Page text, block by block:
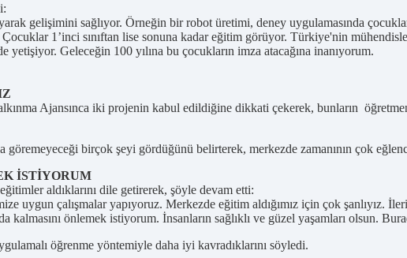
gelişimini sağlıyor. Örneğin bir robot üretimi, deney uygulamasında
1’inci sınıftan lise sonuna kadar eğitim görüyor. Türkiye'nin
Geleceğin 100 yılına bu çocukların imza atacağına inanıyorum.
Ajansınca iki projenin kabul edildiğine dikkati çekerek, bunların
birçok şeyi gördüğünü belirterek, merkezde zamanının çok
İSTİYORUM
aldıklarını dile getirerek, şöyle devam etti:
uygun çalışmalar yapıyoruz. Merkezde eğitim aldığımız için çok şanlıyız.
önlemek istiyorum. İnsanların sağlıklı ve güzel yaşamları olsun.
öğrenme yöntemiyle daha iyi kavradıklarını söyledi.